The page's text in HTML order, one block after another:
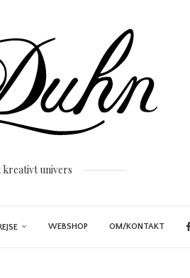
kreativt univers
WEBSHOP OM/KONTAKT